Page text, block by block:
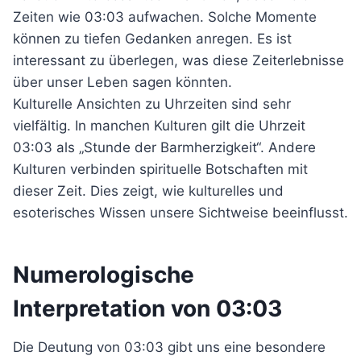
Zeiten wie 03:03 aufwachen. Solche Momente
können zu tiefen Gedanken anregen. Es ist
interessant zu überlegen, was diese Zeiterlebnisse
über unser Leben sagen könnten.
Kulturelle Ansichten zu Uhrzeiten sind sehr
vielfältig. In manchen Kulturen gilt die Uhrzeit
03:03 als „Stunde der Barmherzigkeit“. Andere
Kulturen verbinden spirituelle Botschaften mit
dieser Zeit. Dies zeigt, wie kulturelles und
esoterisches Wissen unsere Sichtweise beeinflusst.
Numerologische
Interpretation von 03:03
Die Deutung von 03:03 gibt uns eine besondere